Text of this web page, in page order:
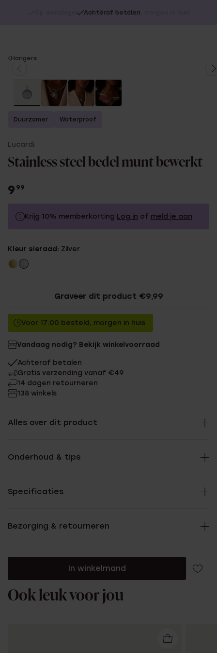
Op werkdagen voor 17:00 besteld, morgen in huis
Achteraf betalen
You
Hangers
Duurzamer Waterproof
Lucardi
Stainless steel bedel munt bewerkt
9 99
Krijg 10% memberkorting Log in of meld je aan
Zonder memberkorting
Kleur sieraad: Zilver
Graveer dit product €9,99
Voor 17:00 besteld, morgen in huis
Vandaag nodig? Bekijk winkelvoorraad
Achteraf betalen
Gratis verzending vanaf €49
14 dagen retourneren
138 winkels
Alles over dit product
Onderhoud & tips
Specificaties
Bezorging & retourneren
In winkelmand
Ook leuk voor jou